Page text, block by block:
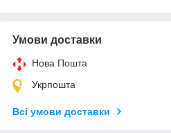
Умови доставки
Нова Пошта
Укрпошта
Всі умови доставки